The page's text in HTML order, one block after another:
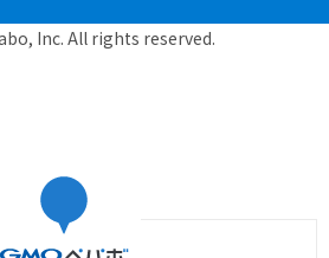
Inc. All rights reserved.